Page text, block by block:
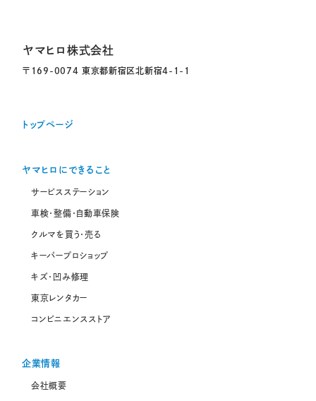
ヤマヒロ株式会社
〒169-0074 東京都新宿区北新宿4-1-1
トップページ
ヤマヒロにできること
サービスステーション
車検・整備・自動車保険
クルマを買う・売る
キーパープロショップ
キズ・凹み修理
東京レンタカー
コンビニエンスストア
企業情報
会社概要